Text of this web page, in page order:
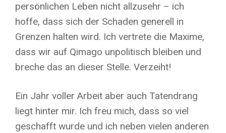
persönlichen Leben nicht allzusehr – ich
hoffe, dass sich der Schaden generell in
Grenzen halten wird. Ich vertrete die Maxime,
dass wir auf Qimago unpolitisch bleiben und
breche das an dieser Stelle. Verzeiht!
Ein Jahr voller Arbeit aber auch Tatendrang
liegt hinter mir. Ich freu mich, dass so viel
geschafft wurde und ich neben vielen anderen